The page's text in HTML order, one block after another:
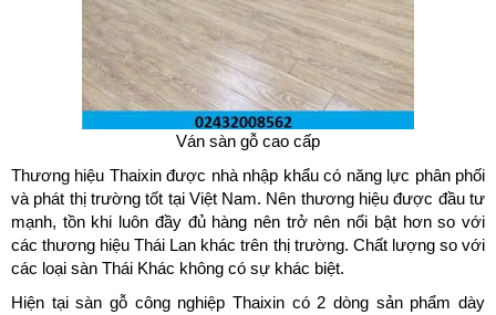
Ván sàn gỗ cao cấp
Thương hiệu Thaixin được nhà nhập khẩu có năng lực phân phối
và phát thị trường tốt tại Việt Nam. Nên thương hiệu được đầu tư
mạnh, tồn khi luôn đầy đủ hàng nên trở nên nổi bật hơn so với
các thương hiệu Thái Lan khác trên thị trường. Chất lượng so với
các loại sàn Thái Khác không có sự khác biệt.
Hiện tại sàn gỗ công nghiệp Thaixin có 2 dòng sản phẩm dày